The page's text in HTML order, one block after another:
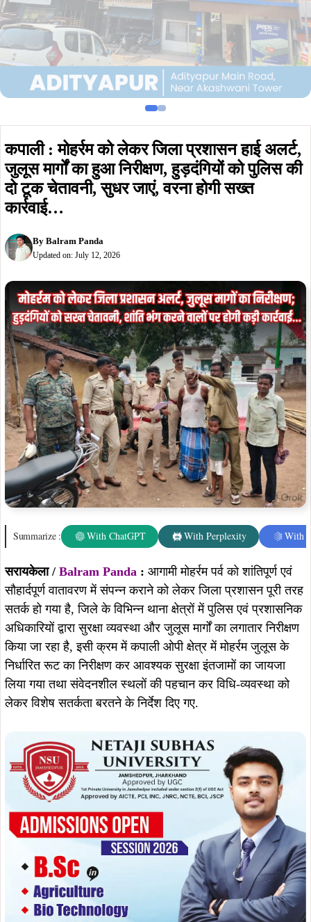
कपाली : मोहर्रम को लेकर जिला प्रशासन हाई अलर्ट,
जुलूस मार्गों का हुआ निरीक्षण, हुड़दंगियों को पुलिस की
दो टूक चेतावनी, सुधर जाएं, वरना होगी सख्त
कार्रवाई…
By Balram Panda
Updated on: July 12, 2026
Summarize : With ChatGPT With Perplexity With
सरायकेला / Balram Panda : आगामी मोहर्रम पर्व को शांतिपूर्ण एवं
सौहार्दपूर्ण वातावरण में संपन्न कराने को लेकर जिला प्रशासन पूरी तरह
सतर्क हो गया है, जिले के विभिन्न थाना क्षेत्रों में पुलिस एवं प्रशासनिक
अधिकारियों द्वारा सुरक्षा व्यवस्था और जुलूस मार्गों का लगातार निरीक्षण
किया जा रहा है, इसी क्रम में कपाली ओपी क्षेत्र में मोहर्रम जुलूस के
निर्धारित रूट का निरीक्षण कर आवश्यक सुरक्षा इंतजामों का जायजा
लिया गया तथा संवेदनशील स्थलों की पहचान कर विधि-व्यवस्था को
लेकर विशेष सतर्कता बरतने के निर्देश दिए गए.